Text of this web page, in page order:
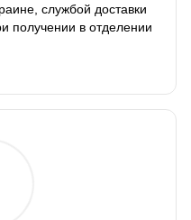
службой доставки
получении в отделении